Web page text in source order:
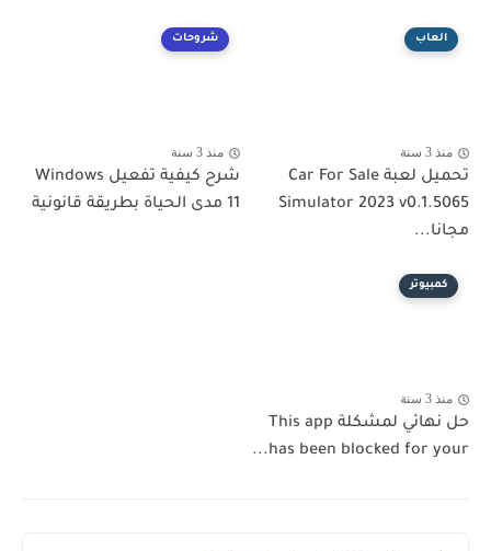
العاب
منذ 3 سنة
تحميل لعبة Car For Sale
Simulator 2023 v0.1.5065
مجانا...
شروحات
منذ 3 سنة
شرح كيفية تفعيل Windows
11 مدى الحياة بطريقة قانونية
كمبيوتر
منذ 3 سنة
حل نهائي لمشكلة This app
has been blocked for your...